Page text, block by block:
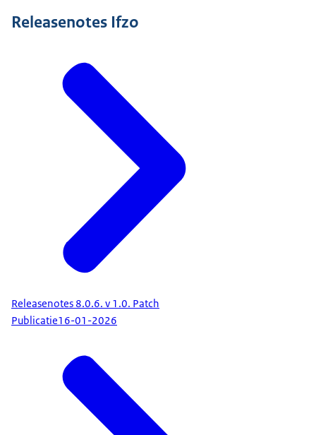
Releasenotes Ifzo
Releasenotes 8.0.6. v 1.0. Patch
Publicatie16-01-2026